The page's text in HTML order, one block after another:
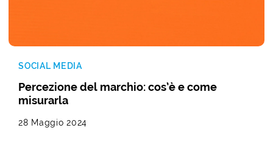
SOCIAL MEDIA
Percezione del marchio: cos’è e come
misurarla
28 Maggio 2024